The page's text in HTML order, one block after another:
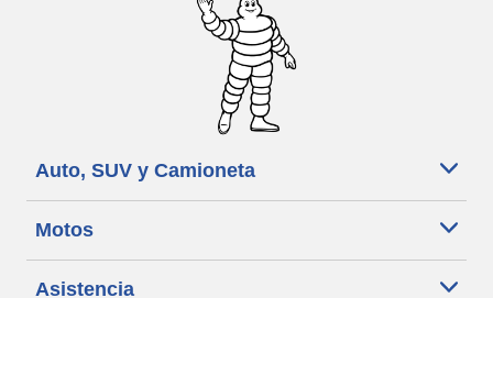
Auto, SUV y Camioneta
Motos
Asistencia